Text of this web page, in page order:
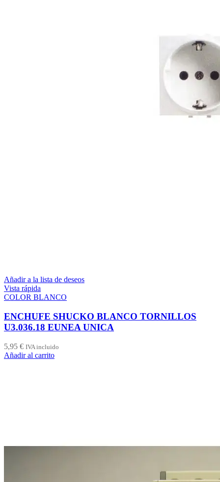
Añadir a la lista de deseos
Vista rápida
COLOR BLANCO
ENCHUFE SHUCKO BLANCO TORNILLOS
U3.036.18 EUNEA UNICA
5,95 € IVA incluido
Añadir al carrito